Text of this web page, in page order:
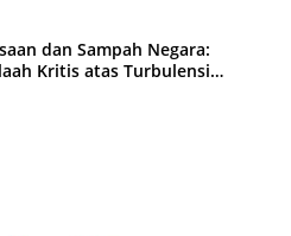
dan Sampah Negara:
Kritis atas Turbulensi